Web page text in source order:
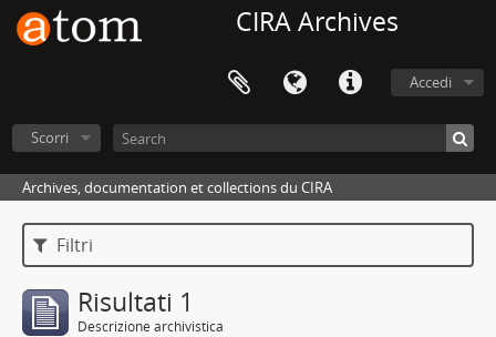
CIRA Archives
Accedi
Scorri
Archives, documentation et collections du CIRA
Filtri
Risultati 1
Descrizione archivistica